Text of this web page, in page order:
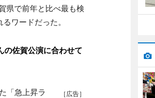
県で前年と比べ最も検
ワードだった。
の佐賀公演に合わせて
［広告］
「急上昇ラ